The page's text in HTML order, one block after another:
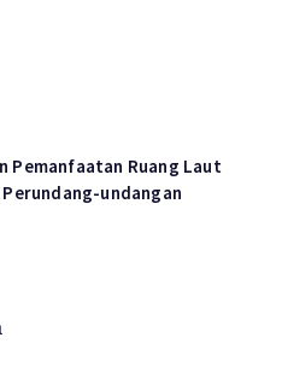
Pemanfaatan Ruang Laut
undangan